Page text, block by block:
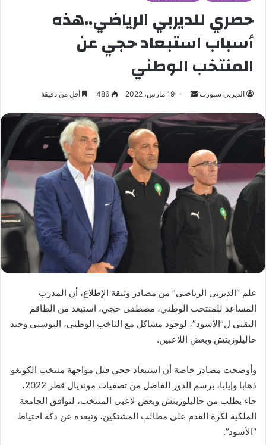
حصري للديربي الرياضي..هذه
أسباب استبعاد حجي عن
المنتخب الوطني
الديربي سبورت
س
ل
ر
ي
د
و
19 مارس، 2022 486 أقل من دقيقة
علم “الديربي الرياضي” من مصادر وثيقة الإطلاع، أن المدرب
المساعد للمنتخب الوطني، مصطفى حجي، استبعد من الطاقم
التقني ل”الأسود”، لوجود مشاكل مع الناخب الوطني، البوسني وحيد
حاليلوزيتش وبعض اللاعبين.
وأوضحت مصادر خاصة أن استبعاد حجي قبل مواجهة منتخب الكونغو
ذهابا وإيابا، برسم الدور الفاصل من تصفيات مونديال قطر 2022،
جاء بطلب من حاليلوزيتش وبعض لاعبي المنتخب، لتوافق الجامعة
الملكية لكرة القدم على مطالب المشتكين، وتبعده عن دكة احتياط
“الأسود”.